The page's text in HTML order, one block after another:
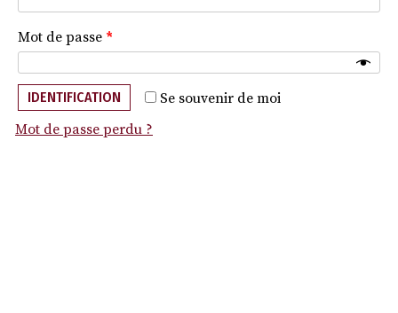
Mot de passe *
Se souvenir de moi
IDENTIFICATION
Mot de passe perdu ?